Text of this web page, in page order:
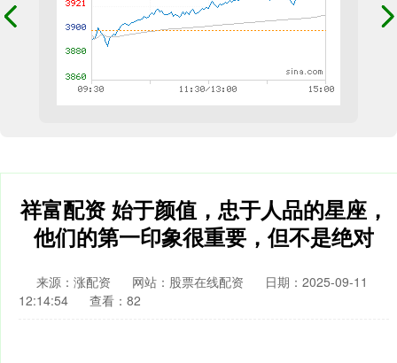
祥富配资 始于颜值，忠于人品的星座，
他们的第一印象很重要，但不是绝对
来源：涨配资 网站：股票在线配资
日期：2025-09-11
12:14:54
查看：82